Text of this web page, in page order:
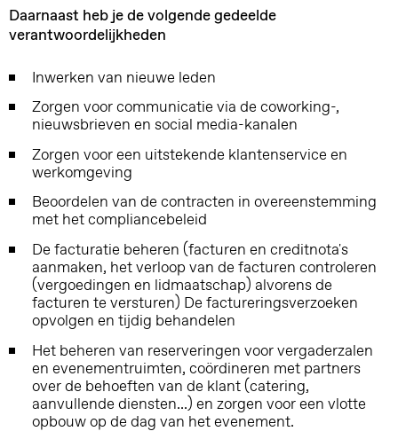
Daarnaast heb je de volgende gedeelde
verantwoordelijkheden
Inwerken van nieuwe leden
Zorgen voor communicatie via de coworking-,
nieuwsbrieven en social media-kanalen
Zorgen voor een uitstekende klantenservice en
werkomgeving
Beoordelen van de contracten in overeenstemming
met het compliancebeleid
De facturatie beheren (facturen en creditnota's
aanmaken, het verloop van de facturen controleren
(vergoedingen en lidmaatschap) alvorens de
facturen te versturen) De factureringsverzoeken
opvolgen en tijdig behandelen
Het beheren van reserveringen voor vergaderzalen
en evenementruimten, coördineren met partners
over de behoeften van de klant (catering,
aanvullende diensten...) en zorgen voor een vlotte
opbouw op de dag van het evenement.